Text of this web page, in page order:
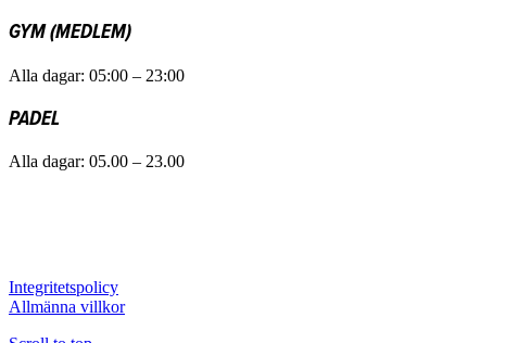
GYM (MEDLEM)
Alla dagar: 05:00 – 23:00
PADEL
Alla dagar: 05.00 – 23.00
Integritetspolicy
Allmänna villkor